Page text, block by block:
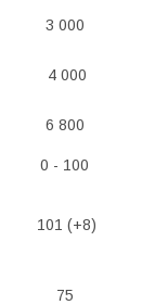
3 000
4 000
6 800
0 - 100
101 (+8)
75